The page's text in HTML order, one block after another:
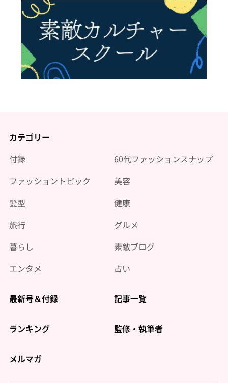
カテゴリー
付録
60代ファッションスナップ
ファッショントピック
美容
髪型
健康
旅行
グルメ
暮らし
素敵ブログ
エンタメ
占い
最新号＆付録 記事一覧
ランキング 監修・執筆者
メルマガ